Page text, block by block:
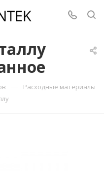
— Расходные материалы